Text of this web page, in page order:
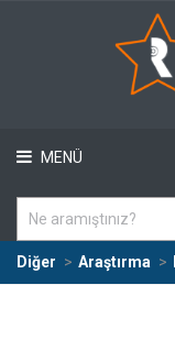
MENÜ
Diğer Araştırma